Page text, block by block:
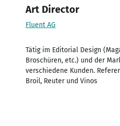
Art Director
Fluent AG
Tätig im Editorial Design
Broschüren, etc.) und der
verschiedene Kunden.
Broil, Reuter und Vinos